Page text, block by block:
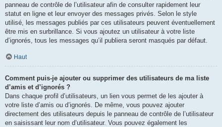
panneau de contrôle de l’utilisateur afin de consulter rapidement leur
statut en ligne et leur envoyer des messages privés. Selon le style
utilisé, les messages publiés par ces utilisateurs peuvent éventuellement
être mis en surbrillance. Si vous ajoutez un utilisateur à votre liste
d’ignorés, tous les messages qu’il publiera seront masqués par défaut.
Haut
Comment puis-je ajouter ou supprimer des utilisateurs de ma liste
d’amis et d’ignorés ?
Dans chaque profil d’utilisateurs, un lien vous permet de les ajouter à
votre liste d’amis ou d’ignorés. De même, vous pouvez ajouter
directement des utilisateurs depuis le panneau de contrôle de l’utilisateur
en saisissant leur nom d’utilisateur. Vous pouvez également les